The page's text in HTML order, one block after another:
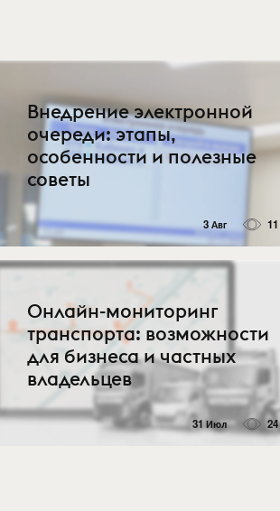
Внедрение электронной
очереди: этапы,
особенности и полезные
советы
3 Авг 11
Онлайн-мониторинг
транспорта: возможности
для бизнеса и частных
владельцев
31 Июл 24